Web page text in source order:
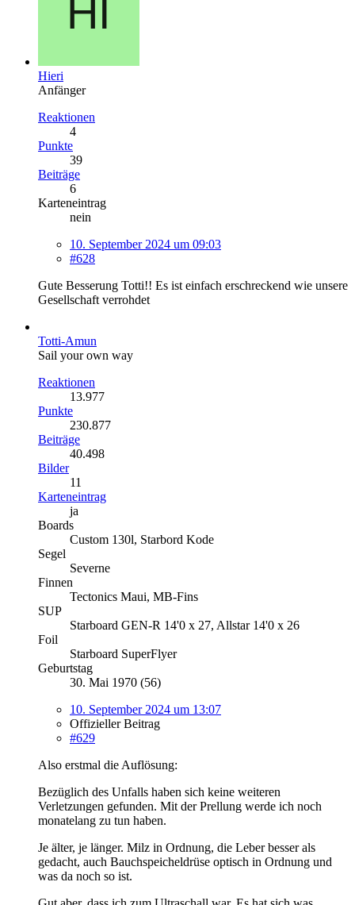
Hieri
Anfänger
Reaktionen
4
Punkte
39
Beiträge
6
Karteneintrag
nein
10. September 2024 um 09:03
#628
Gute Besserung Totti!! Es ist einfach erschreckend wie unsere
Gesellschaft verrohdet
Totti-Amun
Sail your own way
Reaktionen
13.977
Punkte
230.877
Beiträge
40.498
Bilder
11
Karteneintrag
ja
Boards
Custom 130l, Starbord Kode
Segel
Severne
Finnen
Tectonics Maui, MB-Fins
SUP
Starboard GEN-R 14'0 x 27, Allstar 14'0 x 26
Foil
Starboard SuperFlyer
Geburtstag
30. Mai 1970 (56)
10. September 2024 um 13:07
Offizieller Beitrag
#629
Also erstmal die Auflösung:
Bezüglich des Unfalls haben sich keine weiteren
Verletzungen gefunden. Mit der Prellung werde ich noch
monatelang zu tun haben.
Je älter, je länger. Milz in Ordnung, die Leber besser als
gedacht, auch Bauchspeicheldrüse optisch in Ordnung und
was da noch so ist.